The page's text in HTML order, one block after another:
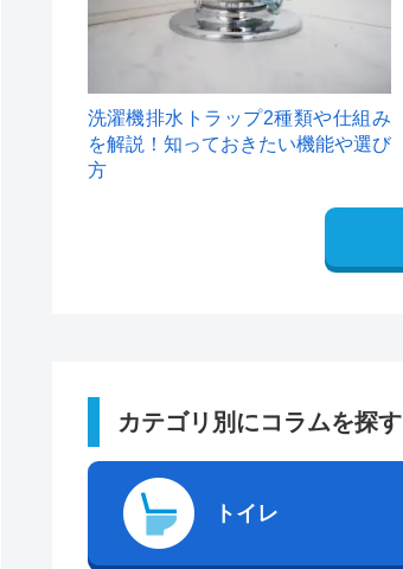
洗濯機排水トラップ2種類や仕組み
を解説！知っておきたい機能や選び
方
カテゴリ別にコラムを探す
トイレ